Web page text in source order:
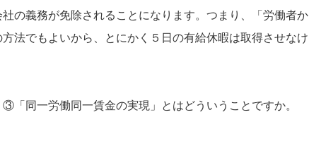
の義務が免除されることになります。つまり、「労働者か
法でもよいから、とにかく５日の有給休暇は取得させなけ
「同一労働同一賃金の実現」とはどういうことですか。